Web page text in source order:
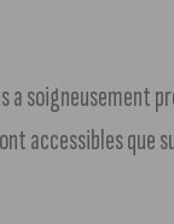
soigneusement
accessibles que